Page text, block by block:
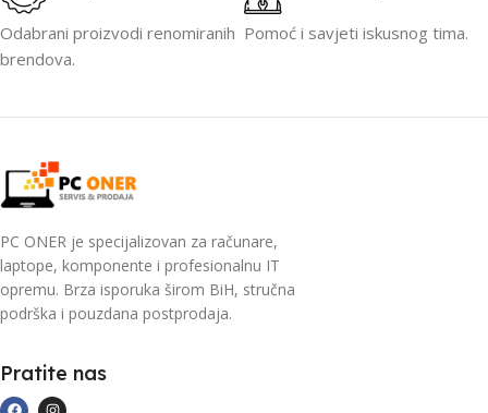
Odabrani proizvodi renomiranih
brendova.
Pomoć i savjeti iskusnog tima.
PC ONER je specijalizovan za računare,
laptope, komponente i profesionalnu IT
opremu. Brza isporuka širom BiH, stručna
podrška i pouzdana postprodaja.
Pratite nas